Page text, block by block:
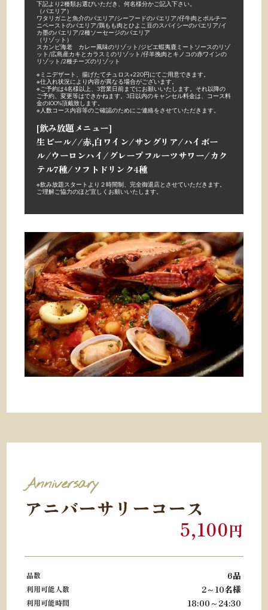
下記より2種類お選びいただき、何名様分かご記入下さい。
（パエリア）
ワタリガニと魚介のパエリア/シーフードのパエリア/仔牛肉とポルチー
ニペーストのパエリア/鶏もも肉とひよこ豆のスパイシーのパエリア/イ
カ墨のパエリア/2種ソーセージのパエリア
（リゾット）
スカンピ海老 カレー風味のリゾット/ジビエ蝦夷鹿ミートソースのリゾ
ット/広島産カキとカラスミのリゾット/仔羊挽肉とキノコの赤ワインの
リゾット/2種チーズのリゾット
※ミニデザート、揚げたてチュロス+220円にてご用意できます。
※仕入れ状況により内容が異なる場合がございます。
※ご予約は4名様以上、3営業日前までにお願いいたします。それ以降の
ご予約、変更等はできかねます。3日以内のキャンセル料金は、コース料
金の100%頂戴致します。
※人数コース内容等のご確認のためにご連絡をさせていただきます。
[飲み放題メニュー]
生ビール//赤,白ワイン/サングリア/ハイボー
ル/ウーロンハイ/グレープフルーツサワー/カク
テル7種/ソフトドリンク4種
※飲み放題スタートより２時間制、完全御退店とさせていただきます。
ご理解ご協力のほど宜しくお願いいたします。
Anniversary
アニバーサリーコース
5,100円
品数 6品
利用可能人数 2～10名様
利用可能時間 18:00～24:30